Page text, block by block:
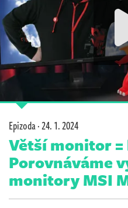
Soutěže
Epizoda ·24. 1. 2024
Větší monitor
Porovnáváme
monitory MSI